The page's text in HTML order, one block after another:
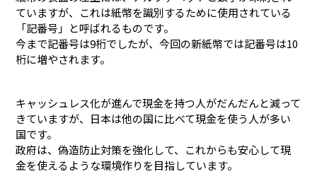
ていますが、これは紙幣を識別するために使用されている
「記番号」と呼ばれるものです。
今まで記番号は9桁でしたが、今回の新紙幣では記番号は10
桁に増やされます。
キャッシュレス化が進んで現金を持つ人がだんだんと減って
きていますが、日本は他の国に比べて現金を使う人が多い
国です。
政府は、偽造防止対策を強化して、これからも安心して現
金を使えるような環境作りを目指しています。